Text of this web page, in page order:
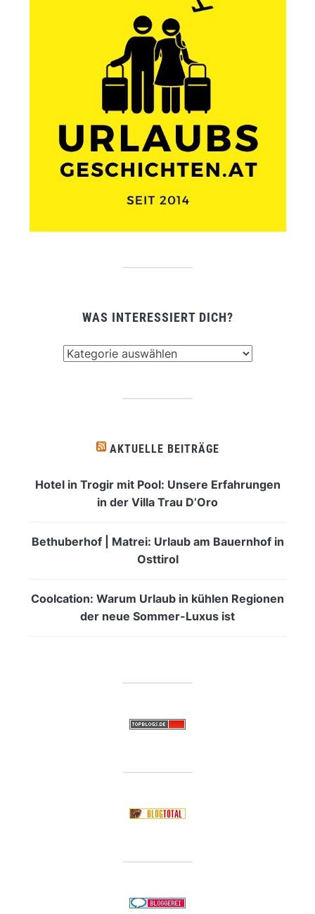
WAS INTERESSIERT DICH?
AKTUELLE BEITRÄGE
Hotel in Trogir mit Pool: Unsere Erfahrungen
in der Villa Trau D’Oro
Bethuberhof | Matrei: Urlaub am Bauernhof in
Osttirol
Coolcation: Warum Urlaub in kühlen Regionen
der neue Sommer-Luxus ist